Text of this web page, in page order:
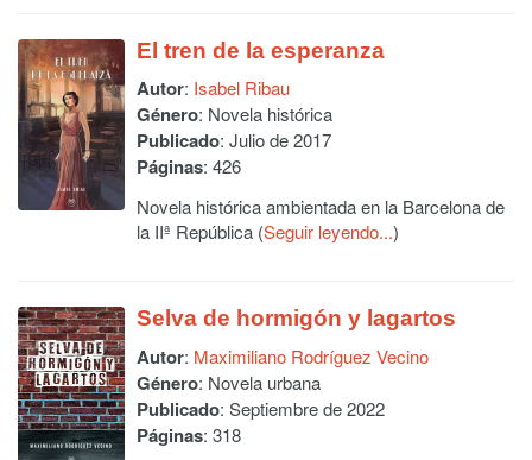
El tren de la esperanza
Autor: Isabel Ribau
Género: Novela histórica
Publicado: Julio de 2017
Páginas: 426
Novela histórica ambientada en la Barcelona de
la IIª República (Seguir leyendo...)
Selva de hormigón y lagartos
Autor: Maximiliano Rodríguez Vecino
Género: Novela urbana
Publicado: Septiembre de 2022
Páginas: 318